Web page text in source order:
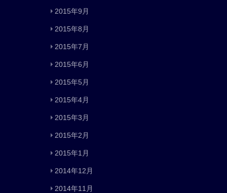
2015年9月
2015年8月
2015年7月
2015年6月
2015年5月
2015年4月
2015年3月
2015年2月
2015年1月
2014年12月
2014年11月